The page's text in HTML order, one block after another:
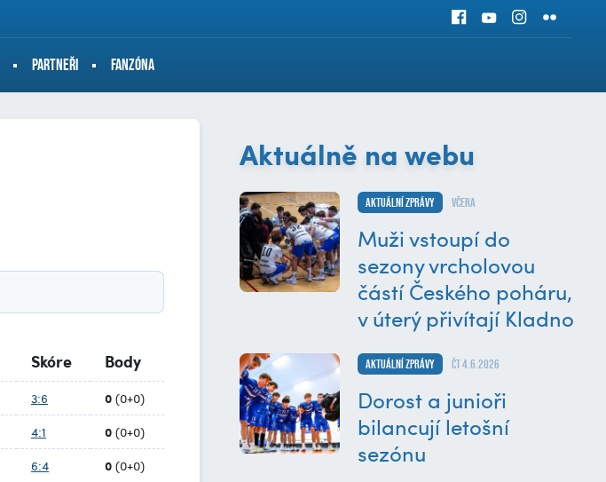
PARTNEŘI FANZÓNA
Skóre Body
3:6 0 (0+0)
4:1 0 (0+0)
6:4 0 (0+0)
Aktuálně na webu
Aktuální zprávy včera
Muži vstoupí do
sezony vrcholovou
částí Českého poháru,
v úterý přivítají Kladno
Aktuální zprávy čt 4.6.2026
Dorost a junioři
bilancují letošní
sezónu